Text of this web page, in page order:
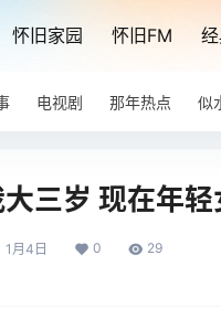
怀旧家园 怀旧FM
电视剧 那年热点 似
三岁 现在年
1月4日 0 29